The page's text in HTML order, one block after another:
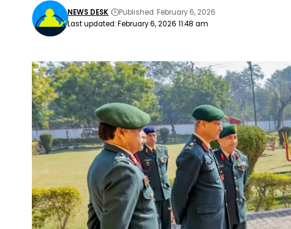
Last updated: February 6, 2026 11:48 am
NEWS DESK Published: February 6, 2026